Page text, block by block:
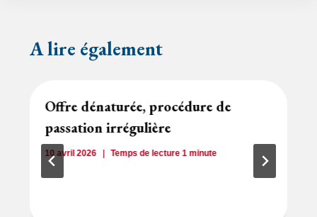
A lire également
Offre dénaturée, procédure de
passation irrégulière
10 avril 2026 Temps de lecture 1minute